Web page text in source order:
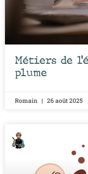
Métiers de
plume
Romain 26 août 2025